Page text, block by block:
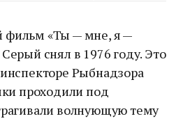
фильм «Ты — мне, я —
снял в 1976 году. Это
Рыбнадзора
проходили под
волнующую тему